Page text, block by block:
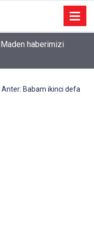
haberimizi
Anter: Babam ikinci defa